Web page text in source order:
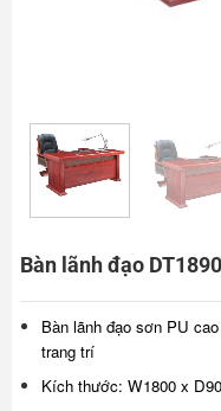
Bàn lãnh đạo
Bàn lãnh đạo sơn PU
trang trí
Kích thước: W1800 x